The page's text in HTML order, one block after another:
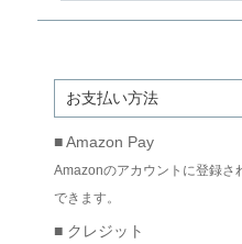
お支払い方法
■ Amazon Pay
Amazonのアカウントに登録さ
できます。
■ クレジット